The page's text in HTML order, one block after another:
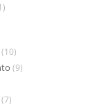
(9)
(7)